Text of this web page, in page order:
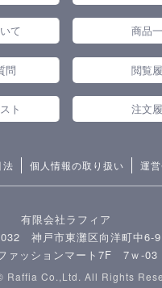
て 商品
問 閲覧
ト 注文
法 個人情報の取り扱い 運
有限会社ラフィア
神戸市東灘区向洋町中6-
ァッションマート7F 7ｗ-03
Raffia Co.,Ltd. All Rights